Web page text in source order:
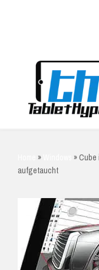
» »Cube
aufgetaucht